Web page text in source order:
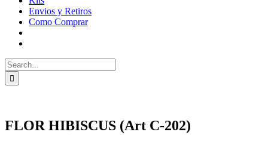
Envios y Retiros
Como Comprar
Search
for:
FLOR HIBISCUS (Art C-202)